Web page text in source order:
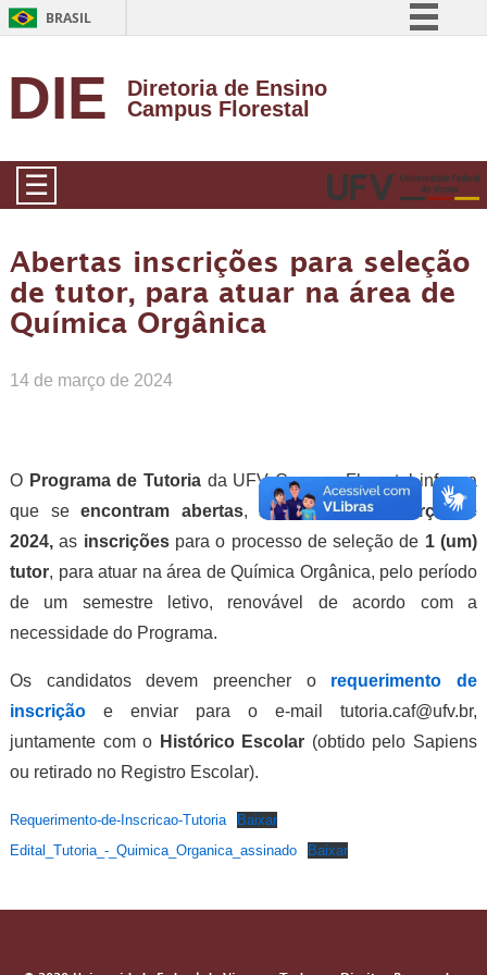
BRASIL
Comunica BR
Acesso à informação
Legislação
DIE
Diretoria de Ensino
Campus Florestal
☰
Abertas inscrições para seleção
de tutor, para atuar na área de
Química Orgânica
14 de março de 2024
O Programa de Tutoria da UFV Campus Florestal informa
que seencontram abertas, até dia 18 de março de
2024,as inscriçõespara o processo de seleção de 1 (um)
tutor, para atuar na área de Química Orgânica, pelo período
de um semestre letivo, renovável de acordo com a
necessidade do Programa.
Os candidatos devem preencher orequerimento de
inscrição
e enviar para o e-mail tutoria.caf@ufv.br,
juntamente com o Histórico Escolar (obtido pelo Sapiens
ou retirado no Registro Escolar).
Requerimento-de-Inscricao-Tutoria
Baixar
Edital_Tutoria_-_Quimica_Organica_assinado
Baixar